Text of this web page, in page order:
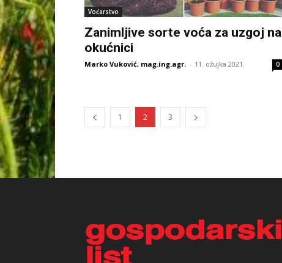
Voćarstvo
Zanimljive sorte voća za uzgoj na
okućnici
Marko Vuković, mag.ing.agr. - 11. ožujka 2021. 0
1 2 3